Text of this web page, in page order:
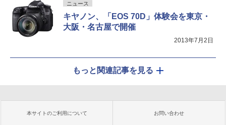
ニュース
キヤノン、「EOS 70D」体験会を東京・
大阪・名古屋で開催
2013年7月2日
もっと関連記事を見る
本サイトのご利用について お問い合わせ